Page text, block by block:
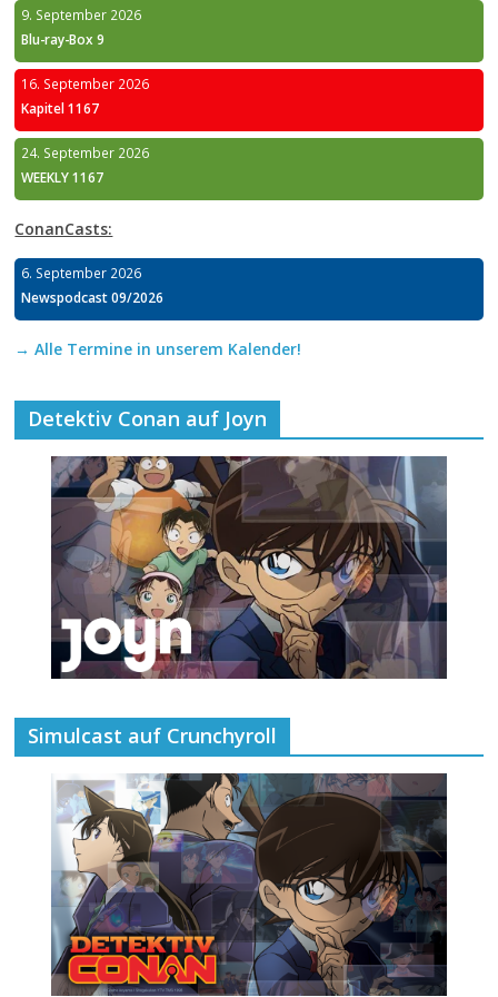
9. September 2026
Blu-ray-Box 9
16. September 2026
Kapitel 1167
24. September 2026
WEEKLY 1167
ConanCasts:
6. September 2026
Newspodcast 09/2026
→ Alle Termine in unserem Kalender!
Detektiv Conan auf Joyn
Simulcast auf Crunchyroll